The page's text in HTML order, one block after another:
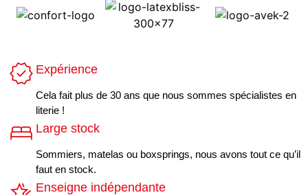
Expérience
Cela fait plus de 30 ans que nous sommes spécialistes en
literie !
Large stock
Sommiers, matelas ou boxsprings, nous avons tout ce qu’il
faut en stock.
Enseigne indépendante